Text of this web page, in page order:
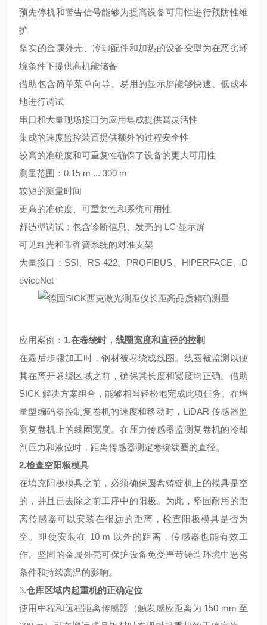
预先停机和警告信号能够为提高设备可用性进行预防性维
护
坚实的金属外壳、冷却配件和加热的设备变型为在恶劣环
境条件下提供高机能储备
借助包含简单菜单向导、易用的显示屏能够快速、低成本
地进行调试
串口和大量现场接口为应用集成提供高灵活性
集成的速度监控装置提供额外的过程安全性
较高的准确度和可重复性确保了设备的更大可用性
测量范围： 0.15 m ... 300 m
较短的测量时间
更高的准确度、可重复性和系统可用性
舒适型调试：包含诊断信息、发亮的 LC 显示屏
可见红光和带弹簧系统的对准支架
大量接口： SSI、RS-422、PROFIBUS、HIPERFACE、D
eviceNet
应用案例： 1.在卷绕时，线圈宽度和直径的控制
在最后步骤加工时，钢材被卷绕成线圈。线圈被监测以便
其在离开卷绕区域之前，确保其长度和宽度均正确。借助
SICK 解决方案组合，能够相当轻松地完成此项任务。在增
量型编码器控制复卷机的速度和移动时，LiDAR 传感器监
测复卷机上的线圈宽度。在压力传感器监测复卷机的冷却
剂压力和液位时，距离传感器测定卷绕线圈的直径。
2.检查空阳极模具
在填充阳极模具之前，必须确保圆盘铸锭机上的模具是空
的，并且已去除之前工序中的阳极。为此，坚固耐用的距
离传感器可以安装在很远的距离，检查阳极模具是否为
空。即使安装在 10 m 以外的距离，传感器也能有效工
作。坚固的金属外壳可保护设备免受严苛铸造环境中恶劣
条件和持续高温的影响。
3.仓库区域内起重机的正确定位
使用中程和远程距离传感器（触发感应距离为 150 mm 至